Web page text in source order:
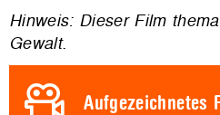
Hinweis: Dieser Film
Gewalt.
Aufgezeichnetes